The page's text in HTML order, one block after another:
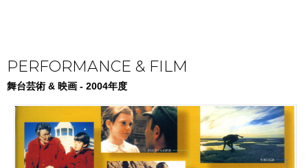
PERFORMANCE & FILM
舞台芸術 & 映画 - 2004年度